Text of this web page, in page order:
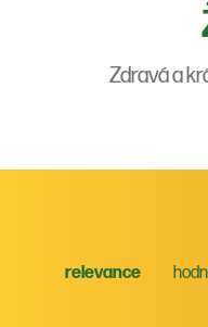
Zdravá a
relevance